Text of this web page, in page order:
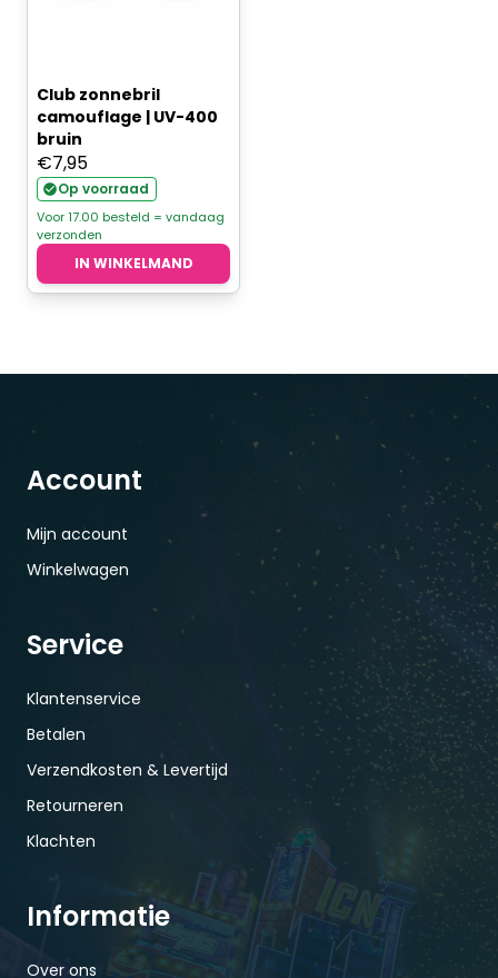
Club zonnebril
camouflage | UV-400
bruin
€7,95
Op voorraad
Voor 17.00 besteld = vandaag
verzonden
IN WINKELMAND
Account
Mijn account
Winkelwagen
Service
Klantenservice
Betalen
Verzendkosten & Levertijd
Retourneren
Klachten
Informatie
Over ons